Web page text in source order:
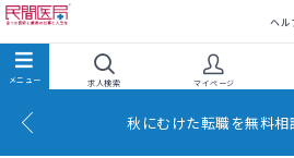
ヘル
求人検索 マイページ
秋にむけた転職を無料相